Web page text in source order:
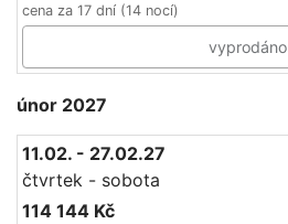
cena za 17 dní (14 nocí)
vyprodáno
únor 2027
11.02. - 27.02.27
čtvrtek - sobota
114 144 Kč